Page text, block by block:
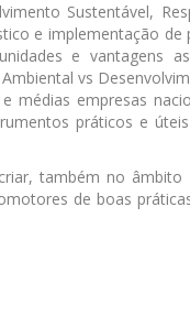
Sustentável,
e implementação de
e vantagens
vs
médias empresas
práticos e
também no
de boas